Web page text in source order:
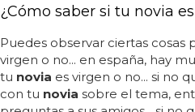
Finalmente, recuerda motivar
importante que tengas una
también es importante que
para que tunoviase mantenga
hayas establecido una meta,
para trabajar con tunovia... si